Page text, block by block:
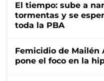
El tiempo: sube a
tormentas y se
toda la PBA
Femicidio de Mailén
pone el foco en la